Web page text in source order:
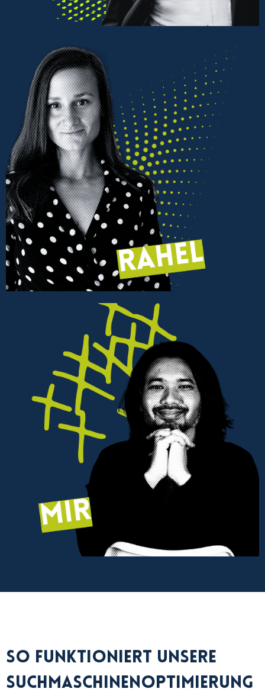
So funktioniert unsere
Suchmaschinenoptimierung